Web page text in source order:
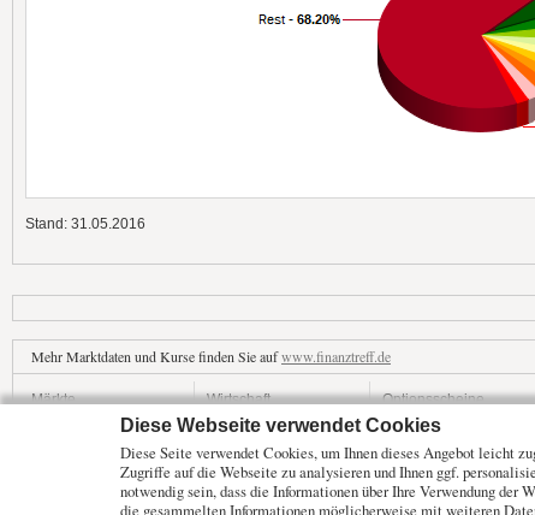
Diese Webseite verwendet Cookies
Diese Seite verwendet Cookies, um Ihnen dieses Angebot leicht
Zugriffe auf die Webseite zu analysieren und Ihnen ggf.
notwendig sein, dass die Informationen über Ihre Verwendung der
die gesammelten Informationen möglicherweise mit weiteren
Stand: 31.05.2016
Mehr Marktdaten und Kurse finden Sie aufwww.finanztreff.de
Märkte
Unternehmen
Wirtschaft
ETF Fonds
Anleihen
Zertifikate
Optionsscheine
Rohstoffe